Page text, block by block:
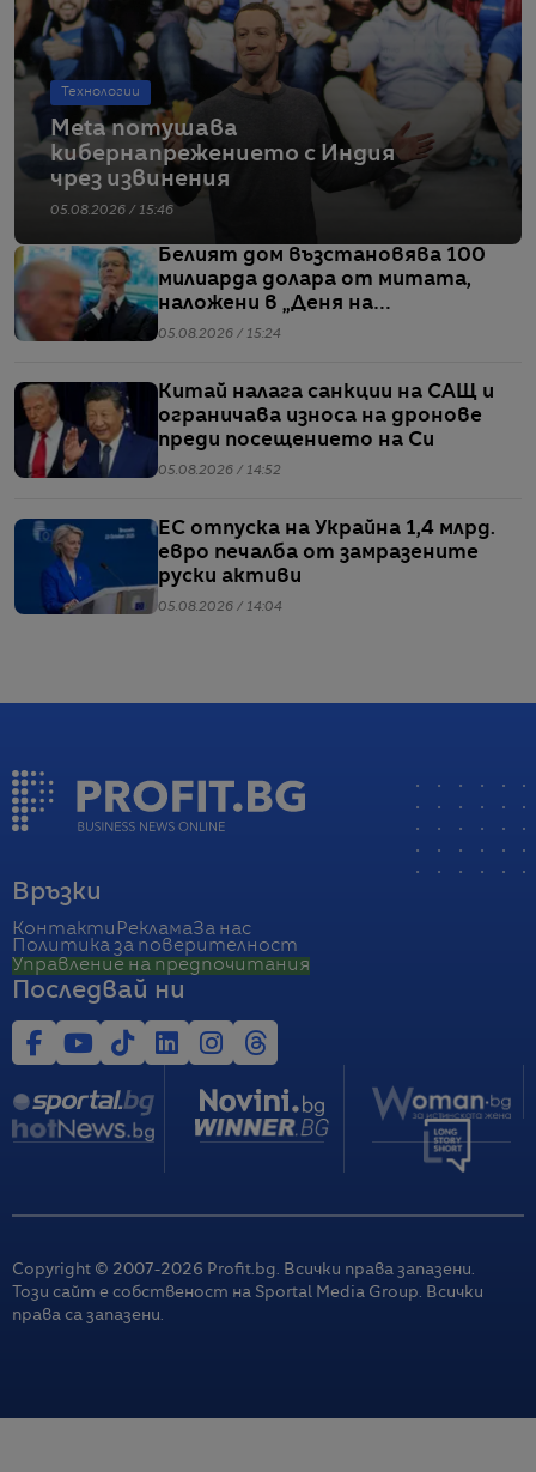
Технологии
Meta потушава
кибернапрежението с Индия
чрез извинения
05.08.2026 / 15:46
Белият дом възстановява 100
милиарда долара от митата,
наложени в „Деня на
освобождението“
05.08.2026 / 15:24
Китай налага санкции на САЩ и
ограничава износа на дронове
преди посещението на Си
05.08.2026 / 14:52
ЕС отпуска на Украйна 1,4 млрд.
евро печалба от замразените
руски активи
05.08.2026 / 14:04
Връзки
Контакти РекламаЗа нас
Политика за поверителност
Управление на предпочитания
Последвай ни
Copyright © 2007-2026 Profit.bg. Всички права запазени.
Този сайт е собственост на Sportal Media Group. Всички
права са запазени.